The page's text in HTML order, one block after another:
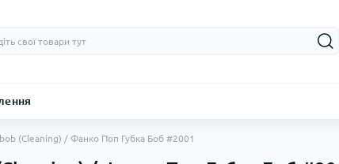
(Cleaning) / Фанко Поп Губка Боб #2001